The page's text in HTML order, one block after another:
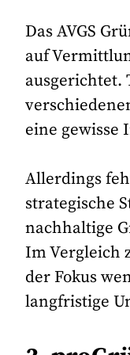
Das AVGS
auf
ausgerichtet.
eine
Allerdings
strategische
nachhaltige
Im Vergleich
der Fokus
langfristige